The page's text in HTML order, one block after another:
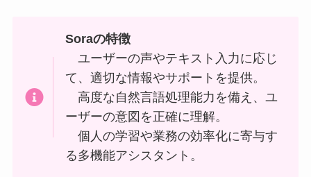
Soraの特徴
ユーザーの声やテキスト入力に応じ
て、適切な情報やサポートを提供。
高度な自然言語処理能力を備え、ユ
ーザーの意図を正確に理解。
個人の学習や業務の効率化に寄与す
る多機能アシスタント。